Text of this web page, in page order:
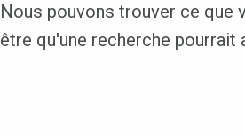
Nous pouvons trouver ce que
être qu'une recherche pourrait